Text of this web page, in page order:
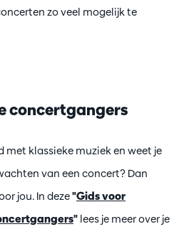
zo veel mogelijk te
concertgangers
met klassieke muziek en weet je
van een concert? Dan
jou. In deze"Gids voor
" lees je meer over je